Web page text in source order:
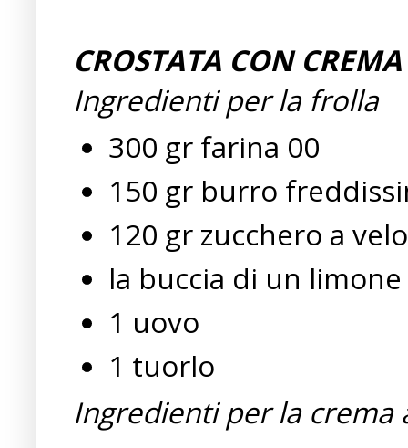
CROSTATA CON
Ingredienti per la frolla
300 gr farina 00
150 gr burro
120 gr zucchero a velo
la buccia di un
1 uovo
1 tuorlo
Ingredienti per la crema